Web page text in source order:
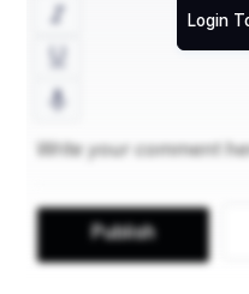
भारत छोड़ो आंदोलन ने
इसे भारत के स्वतंत्रता संग्राम
माना गया।सविनय अवज्ञा
द्वारा ब्रिटिश सरकार के
जनता में करो या मरो( do or
आंदोलन का उद्देश्य ब्रिटिश
क्रिप्स प्रस्ताव और भारत छोड़ो
Login
Publish